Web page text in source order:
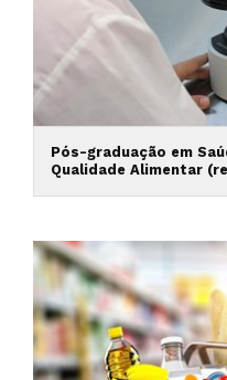
Pós-graduação em
Qualidade Alimentar